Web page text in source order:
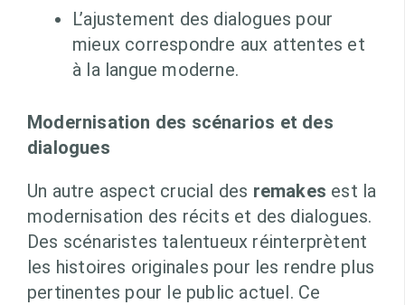
L’ajustement des dialogues pour
mieux correspondre aux attentes et
à la langue moderne.
Modernisation des scénarios et des
dialogues
Un autre aspect crucial des remakes est la
modernisation des récits et des dialogues.
Des scénaristes talentueux réinterprètent
les histoires originales pour les rendre plus
pertinentes pour le public actuel. Ce